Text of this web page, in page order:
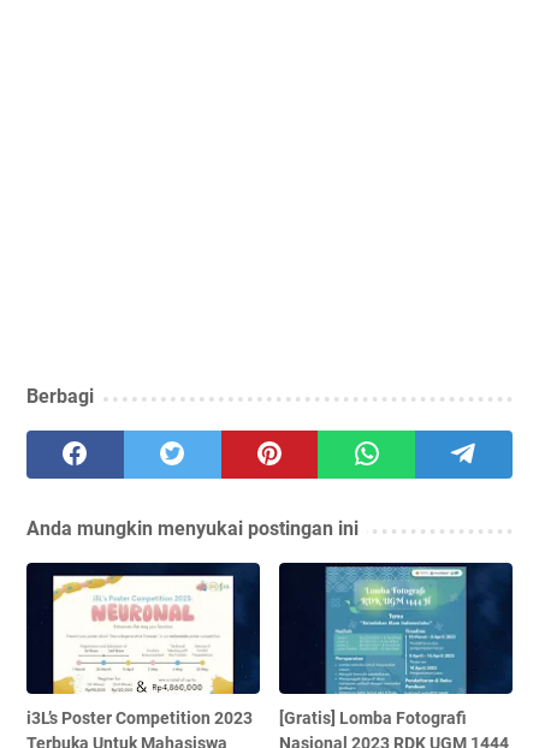
Berbagi
Anda mungkin menyukai postingan ini
i3L’s Poster Competition 2023
Terbuka Untuk Mahasiswa
[Gratis] Lomba Fotografi
Nasional 2023 RDK UGM 1444